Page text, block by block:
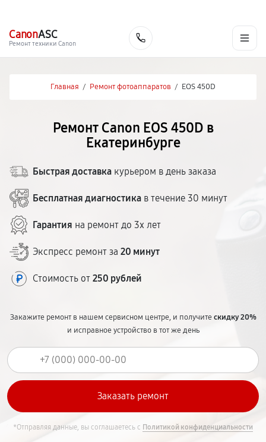
CanonASC
Ремонт техники Canon
Главная / Ремонт фотоаппаратов / EOS 450D
Ремонт Canon EOS 450D в
Екатеринбурге
Быстрая доставка курьером в день заказа
Бесплатная диагностика в течение 30 минут
Гарантия на ремонт до 3х лет
Экспресс ремонт за 20 минут
Стоимость от 250 рублей
Закажите ремонт в нашем сервисном центре, и получитескидку 20%
и исправное устройство в тот же день
*Отправляя данные, вы соглашаетесь с Политикой конфиденциальности